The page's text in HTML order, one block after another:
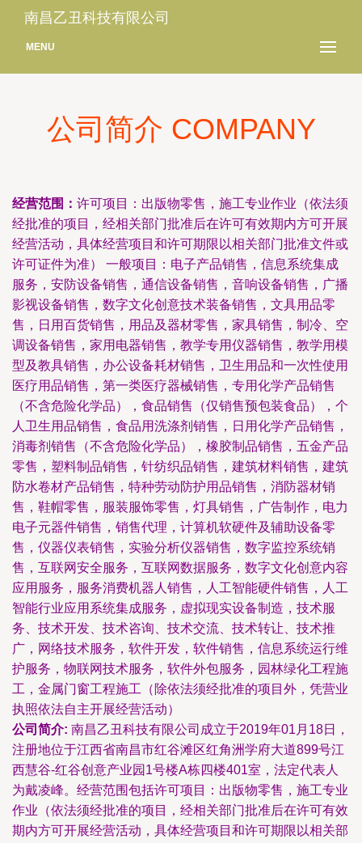
南昌乙丑科技有限公司
MENU
公司简介 COMPANY
经营范围： 许可项目：出版物零售，施工专业作业（依法须
经批准的项目，经相关部门批准后在许可有效期内方可开展
经营活动，具体经营项目和许可期限以相关部门批准文件或
许可证件为准） 一般项目：电子产品销售，信息系统集成
服务，安防设备销售，通信设备销售，音响设备销售，广播
影视设备销售，数字文化创意技术装备销售，文具用品零
售，日用百货销售，用品及器材零售，家具销售，制冷、空
调设备销售，家用电器销售，教学专用仪器销售，教学用模
型及教具销售，办公设备耗材销售，卫生用品和一次性使用
医疗用品销售，第一类医疗器械销售，专用化学产品销售
（不含危险化学品），食品销售（仅销售预包装食品），个
人卫生用品销售，食品用洗涤剂销售，日用化学产品销售，
消毒剂销售（不含危险化学品），橡胶制品销售，五金产品
零售，塑料制品销售，针纺织品销售，建筑材料销售，建筑
防水卷材产品销售，特种劳动防护用品销售，消防器材销
售，鞋帽零售，服装服饰零售，灯具销售，广告制作，电力
电子元器件销售，销售代理，计算机软硬件及辅助设备零
售，仪器仪表销售，实验分析仪器销售，数字监控系统销
售，互联网安全服务，互联网数据服务，数字文化创意内容
应用服务，服务消费机器人销售，人工智能硬件销售，人工
智能行业应用系统集成服务，虚拟现实设备制造，技术服
务、技术开发、技术咨询、技术交流、技术转让、技术推
广，网络技术服务，软件开发，软件销售，信息系统运行维
护服务，物联网技术服务，软件外包服务，园林绿化工程施
工，金属门窗工程施工（除依法须经批准的项目外，凭营业
执照依法自主开展经营活动）
公司简介: 南昌乙丑科技有限公司成立于2019年01月18日，
注册地位于江西省南昌市红谷滩区红角洲学府大道899号江
西慧谷-红谷创意产业园1号楼A栋四楼401室，法定代表人
为戴凌峰。经营范围包括许可项目：出版物零售，施工专业
作业（依法须经批准的项目，经相关部门批准后在许可有效
期内方可开展经营活动，具体经营项目和许可期限以相关部